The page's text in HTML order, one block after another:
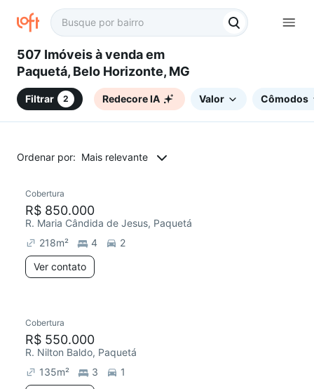
507 Imóveis à venda em
Paquetá, Belo Horizonte, MG
Filtrar 2 Redecore IA Valor Cômodos
Ordenar por: Mais relevante
Redecorar
Cobertura
R$ 850.000
R. Maria Cândida de Jesus, Paquetá
218m² 4
2
Ver contato
Cobertura
R$ 550.000
R. Nilton Baldo, Paquetá
135m² 3
1